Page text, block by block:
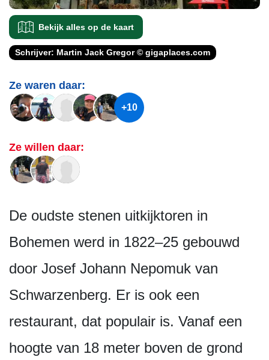
Bekijk alles op de kaart
Schrijver: Martin Jack Gregor © gigaplaces.com
Ze waren daar:
+10
Ze willen daar:
De oudste stenen uitkijktoren in
Bohemen werd in 1822–25 gebouwd
door Josef Johann Nepomuk van
Schwarzenberg. Er is ook een
restaurant, dat populair is. Vanaf een
hoogte van 18 meter boven de grond